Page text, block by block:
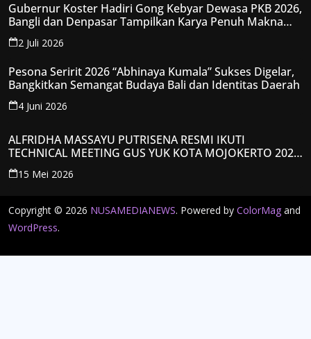
Gubernur Koster Hadiri Gong Kebyar Dewasa PKB 2026,
Bangli dan Denpasar Tampilkan Karya Penuh Makna
Spiritual
2 Juli 2026
Pesona Seririt 2026 “Abhinaya Kumala” Sukses Digelar,
Bangkitkan Semangat Budaya Bali dan Identitas Daerah
4 Juni 2026
ALFRIDHA MASSAYU PUTRISENA RESMI IKUTI
TECHNICAL MEETING GUS YUK KOTA MOJOKERTO 2026,
KANTONGI NOMOR PESERTA Y008
15 Mei 2026
Copyright © 2026 NUSAMEDIANEWS. Powered by ColorMag and
WordPress.